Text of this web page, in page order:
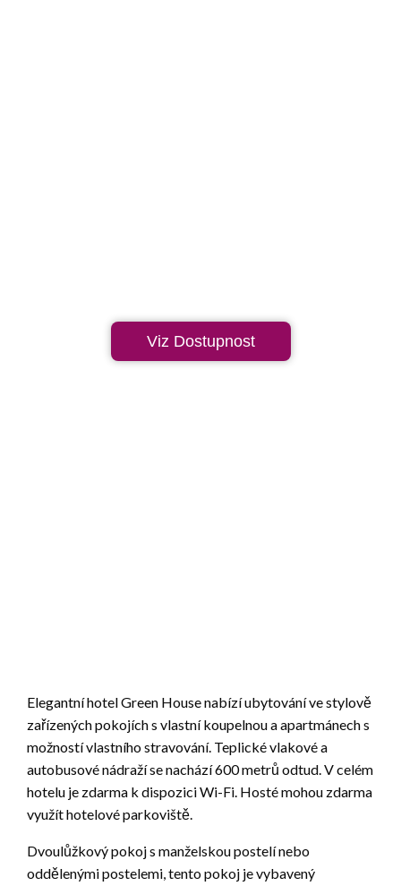
Viz Dostupnost
Elegantní hotel Green House nabízí ubytování ve stylově
zařízených pokojích s vlastní koupelnou a apartmánech s
možností vlastního stravování. Teplické vlakové a
autobusové nádraží se nachází 600 metrů odtud. V celém
hotelu je zdarma k dispozici Wi-Fi. Hosté mohou zdarma
využít hotelové parkoviště.
Dvoulůžkový pokoj s manželskou postelí nebo
oddělenými postelemi, tento pokoj je vybavený